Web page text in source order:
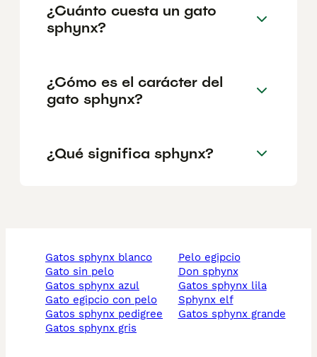
¿Cuánto cuesta un gato
sphynx?
¿Cómo es el carácter del
gato sphynx?
¿Qué significa sphynx?
gatos sphynx blanco
gato sin pelo
gatos sphynx azul
gato egipcio con pelo
gatos sphynx pedigree
gatos sphynx gris
pelo egipcio
don sphynx
gatos sphynx lila
sphynx elf
gatos sphynx grande